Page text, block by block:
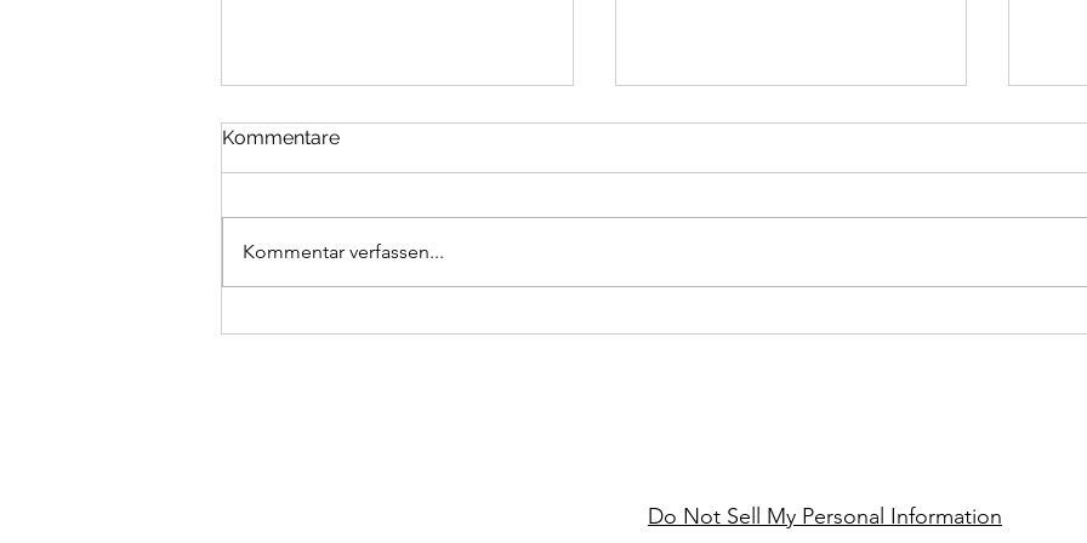
Herbst-Energie
Kommentare
Kommentar verfassen...
Do Not Sell My Personal Information